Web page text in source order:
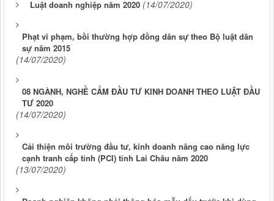
Luật doanh nghiệp năm 2020 (14/07/2020)
Phạt vi phạm, bồi thường hợp đồng dân sự theo Bộ luật dân
sự năm 2015
(14/07/2020)
08 NGÀNH, NGHỀ CẤM ĐẦU TƯ KINH DOANH THEO LUẬT ĐẦU
TƯ 2020
(14/07/2020)
Cải thiện môi trường đầu tư, kinh doanh nâng cao năng lực
cạnh tranh cấp tỉnh (PCI) tỉnh Lai Châu năm 2020
(13/07/2020)